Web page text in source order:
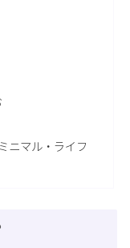
ニマル・ライフ